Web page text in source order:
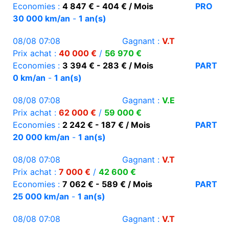
Economies : 4 847 € - 404 € / Mois
PRO
30 000 km/an - 1 an(s)
08/08 07:08 Gagnant : V.T
Prix achat : 40 000 € / 56 970 €
Economies : 3 394 € - 283 € / Mois
PART
0 km/an - 1 an(s)
08/08 07:08 Gagnant : V.E
Prix achat : 62 000 € / 59 000 €
Economies : 2 242 € - 187 € / Mois
PART
20 000 km/an - 1 an(s)
08/08 07:08 Gagnant : V.T
Prix achat : 7 000 € / 42 600 €
Economies : 7 062 € - 589 € / Mois
PART
25 000 km/an - 1 an(s)
08/08 07:08 Gagnant : V.T